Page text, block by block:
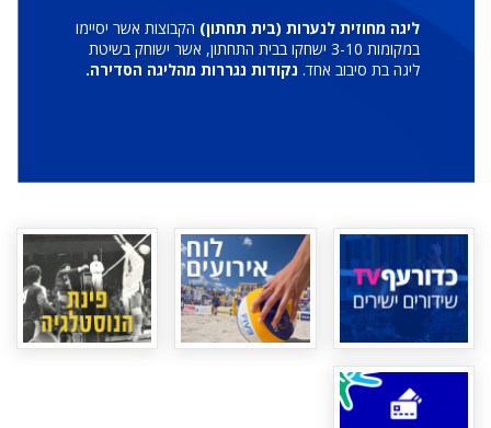
ליגה מחוזית לנערות (בית תחתון) הקבוצות אשר יסיימו
במקומות 3-10 ישחקו בבית התחתון, אשר ישוחק בשיטת
ליגה בת סיבוב אחד. נקודות נגררות מהליגה הסדירה.